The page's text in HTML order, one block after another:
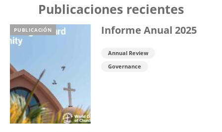
Publicaciones recientes
PUBLICACIÓN Informe Anual 2025
Annual Review
Governance